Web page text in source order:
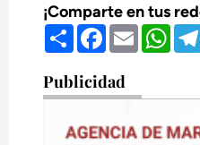
¡Comparte en tus
Compartir
Facebook
Email
Publicidad